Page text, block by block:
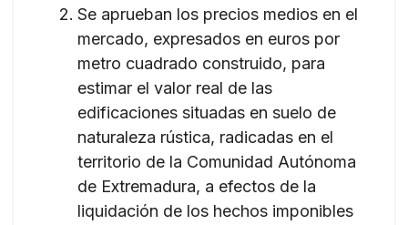
Se aprueban los precios medios en el
mercado, expresados en euros por
metro cuadrado construido, para
estimar el valor real de las
edificaciones situadas en suelo de
naturaleza rústica, radicadas en el
territorio de la Comunidad Autónoma
de Extremadura, a efectos de la
liquidación de los hechos imponibles